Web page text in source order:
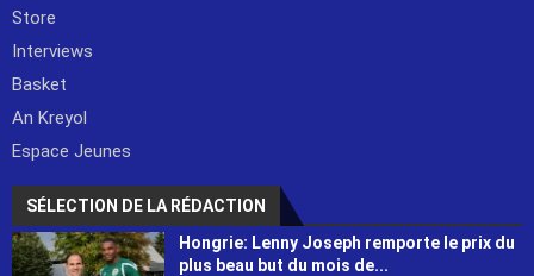
Store
Interviews
Basket
An Kreyol
Espace Jeunes
SÉLECTION DE LA RÉDACTION
Hongrie: Lenny Joseph remporte le prix du
plus beau but du mois de...